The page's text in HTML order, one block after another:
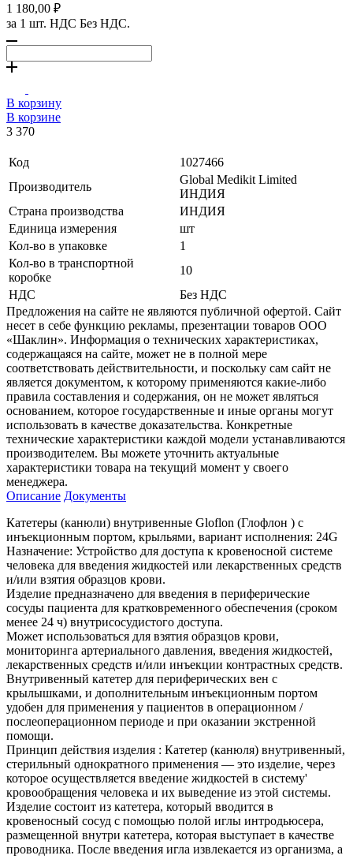
1 180,00 ₽
за 1 шт. НДС Без НДС.
В корзину
В корзине
3 370
Код
1027466
Производитель
Global Medikit Limited
ИНДИЯ
Страна производства
ИНДИЯ
Единица измерения
шт
Кол-во в упаковке
1
Кол-во в транспортной
коробке
10
НДС
Без НДС
Предложения на сайте не являются публичной офертой. Сайт
несет в себе функцию рекламы, презентации товаров ООО
«Шаклин». Информация о технических характеристиках,
содержащаяся на сайте, может не в полной мере
соответствовать действительности, и поскольку сам сайт не
является документом, к которому применяются какие-либо
правила составления и содержания, он не может являться
основанием, которое государственные и иные органы могут
использовать в качестве доказательства. Конкретные
технические характеристики каждой модели устанавливаются
производителем. Вы можете уточнить актуальные
характеристики товара на текущий момент у своего
менеджера.
Описание Документы
Катетеры (канюли) внутривенные Gloflon (Глофлон ) с
инъекционным портом, крыльями, вариант исполнения: 24G
Назначение: Устройство для доступа к кровеносной системе
человека для введения жидкостей или лекарственных средств
и/или взятия образцов крови.
Изделие предназначено для введения в периферические
сосуды пациента для кратковременного обеспечения (сроком
менее 24 ч) внутрисосудистого доступа.
Может использоваться для взятия образцов крови,
мониторинга артериального давления, введения жидкостей,
лекарственных средств и/или инъекции контрастных средств.
Внутривенный катетер для периферических вен с
крылышками, и дополнительным инъекционным портом
удобен для применения у пациентов в операционном /
послеоперационном периоде и при оказании экстренной
помощи.
Принцип действия изделия : Катетер (канюля) внутривенный,
стерильный однократного применения — это изделие, через
которое осуществляется введение жидкостей в систему'
кровообращения человека и их выведение из этой системы.
Изделие состоит из катетера, который вводится в
кровеносный сосуд с помощью полой иглы интродьюсера,
размещенной внутри катетера, которая выступает в качестве
проводника. После введения игла извлекается из организма, а